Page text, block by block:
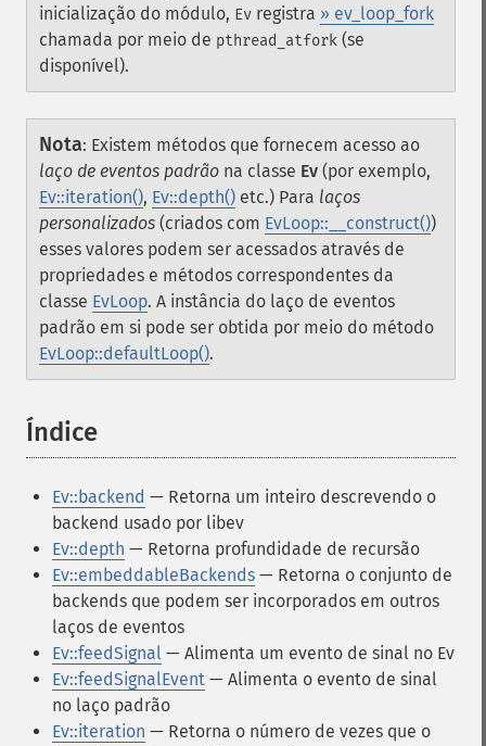
inicialização do módulo, Ev registra » ev_loop_fork
chamada por meio de pthread_atfork (se
disponível).
Nota: Existem métodos que fornecem acesso ao
laço de eventos padrão na classe Ev (por exemplo,
Ev::iteration(), Ev::depth() etc.) Para laços
personalizados (criados com EvLoop::__construct())
esses valores podem ser acessados através de
propriedades e métodos correspondentes da
classe EvLoop. A instância do laço de eventos
padrão em si pode ser obtida por meio do método
EvLoop::defaultLoop().
Índice
Ev::backend — Retorna um inteiro descrevendo o
backend usado por libev
Ev::depth — Retorna profundidade de recursão
Ev::embeddableBackends — Retorna o conjunto de
backends que podem ser incorporados em outros
laços de eventos
Ev::feedSignal — Alimenta um evento de sinal no Ev
Ev::feedSignalEvent — Alimenta o evento de sinal
no laço padrão
Ev::iteration — Retorna o número de vezes que o